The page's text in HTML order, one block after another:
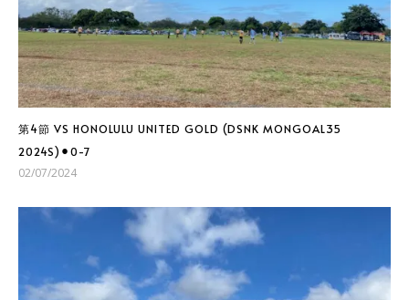
第4節 VS HONOLULU UNITED GOLD (DSNK MONGOAL35
2024S)⚫︎0-7
02/07/2024